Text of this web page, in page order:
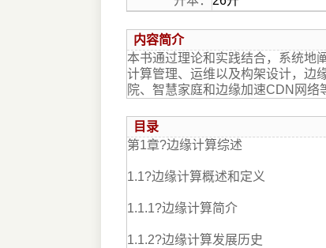
内容简介
本书通过理论和实践结合，系统地
计算管理、运维以及构架设计，边
院、智慧家庭和边缘加速CDN网络
目录
第1章?边缘计算综述
1.1?边缘计算概述和定义
1.1.1?边缘计算简介
1.1.2?边缘计算发展历史